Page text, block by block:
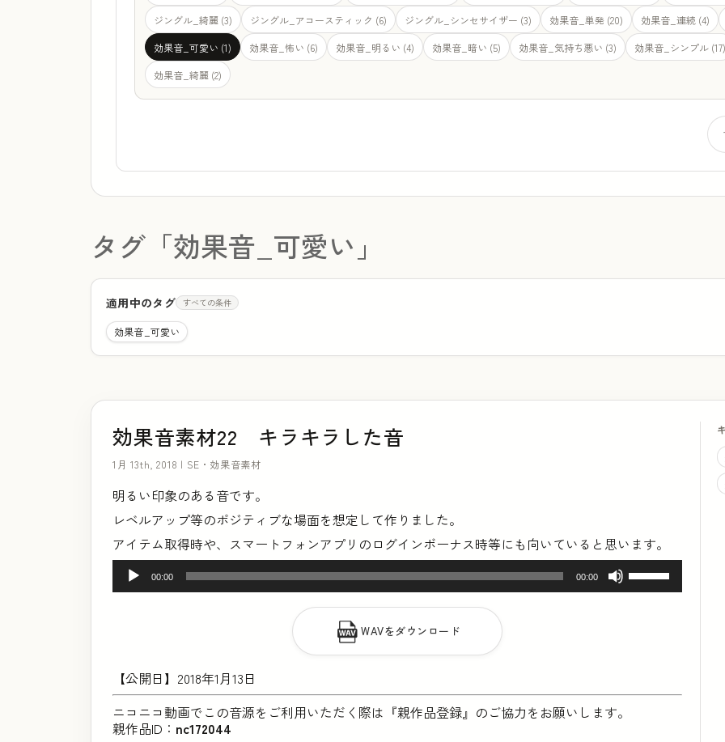
ジングル_綺麗 (3)
ジングル_アコースティック (6) ジングル_シンセサイザー (3) 効果音_単発 (20)
効果音_連続 (4)
効果音_可愛い (1)
効果音_怖い (6) 効果音_明るい (4) 効果音_暗い (5) 効果音_気持ち悪い (3)
効果音_シンプル (17)
効果音_綺麗 (2)
タグ「効果音_可愛い」
適用中のタグ すべての条件
効果音_可愛い
効果音素材22 キラキラした音
1月 13th, 2018 | SE・効果音素材
明るい印象のある音です。
レベルアップ等のポジティブな場面を想定して作りました。
アイテム取得時や、スマートフォンアプリのログインボーナス時等にも向いていると思います。
声
ー
ヤ
ー
00:00 00:00
ボ
リ
調
WAVをダウンロード
【公開日】2018年1月13日
ニコニコ動画でこの音源をご利用いただく際は『親作品登録』のご協力をお願いします。
親作品ID： nc172044